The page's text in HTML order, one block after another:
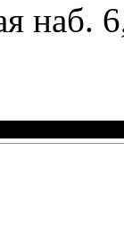
наб.